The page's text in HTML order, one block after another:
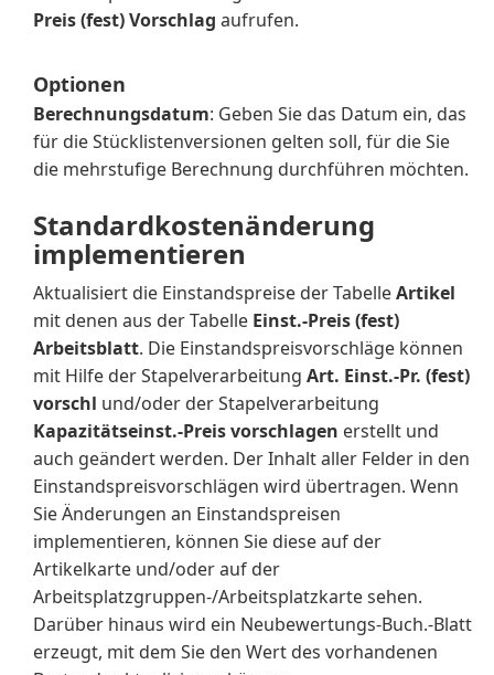
Preis (fest) Vorschlag aufrufen.
Optionen
Berechnungsdatum: Geben Sie das Datum ein, das
für die Stücklistenversionen gelten soll, für die Sie
die mehrstufige Berechnung durchführen möchten.
Standardkostenänderung
implementieren
Aktualisiert die Einstandspreise der TabelleArtikel
mit denen aus der Tabelle Einst.-Preis (fest)
Arbeitsblatt. Die Einstandspreisvorschläge können
mit Hilfe der Stapelverarbeitung Art. Einst.-Pr. (fest)
vorschl und/oder der Stapelverarbeitung
Kapazitätseinst.-Preis vorschlagen erstellt und
auch geändert werden. Der Inhalt aller Felder in den
Einstandspreisvorschlägen wird übertragen. Wenn
Sie Änderungen an Einstandspreisen
implementieren, können Sie diese auf der
Artikelkarte und/oder auf der
Arbeitsplatzgruppen-/Arbeitsplatzkarte sehen.
Darüber hinaus wird ein Neubewertungs-Buch.-Blatt
erzeugt, mit dem Sie den Wert des vorhandenen